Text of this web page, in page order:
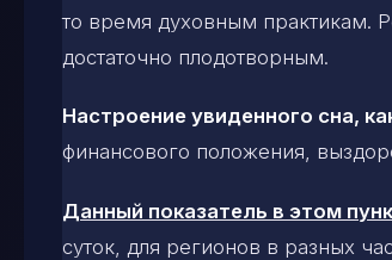
то время духовным практикам.
достаточно плодотворным.
Настроение увиденного сна,
финансового положения,
Данный показатель в этом
суток, для регионов в разных